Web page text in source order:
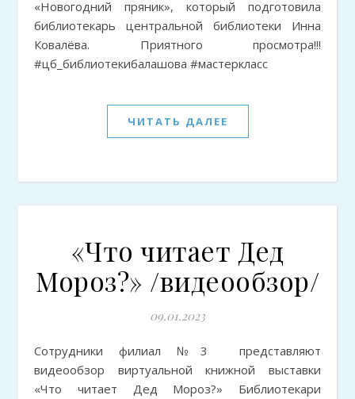
«Новогодний пряник», который подготовила
библиотекарь центральной библиотеки Инна
Ковалёва. Приятного просмотра!!!
#цб_библиотекибалашова #мастеркласс
ЧИТАТЬ ДАЛЕЕ
«Что читает Дед
Мороз?» /видеообзор/
09.01.2023
Сотрудники филиал №3 представляют
видеообзор виртуальной книжной выставки
«Что читает Дед Мороз?» Библиотекари